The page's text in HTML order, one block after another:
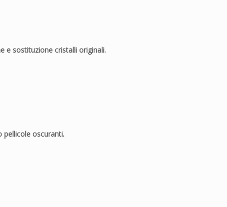
e sostituzione cristalli originali.
pellicole oscuranti.